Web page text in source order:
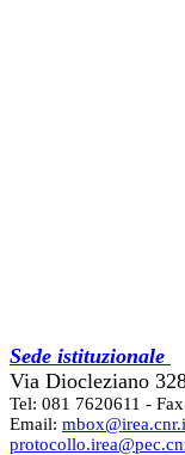
Sede istituzionale
Via Diocleziano
Tel: 081 7620611 -
Email: